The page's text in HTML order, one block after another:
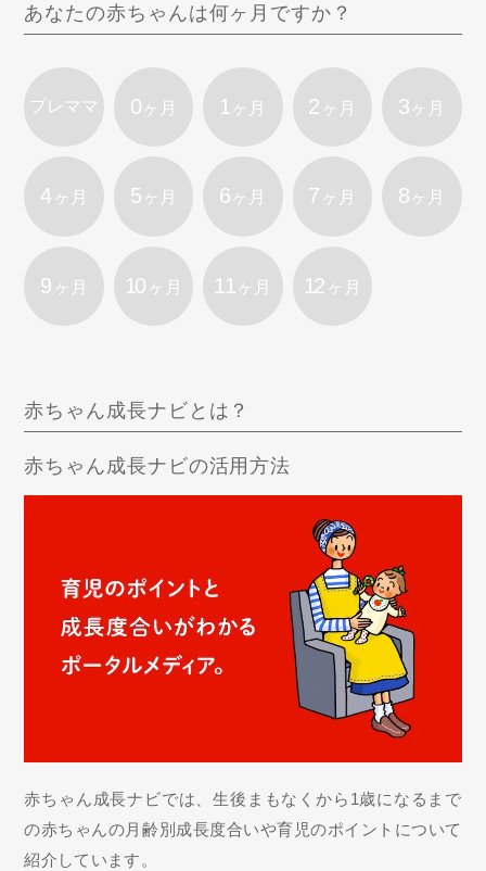
あなたの赤ちゃんは何ヶ月ですか？
プレママ 0 ヶ月 1 ヶ月 2 ヶ月 3 ヶ月
4 ヶ月 5 ヶ月 6 ヶ月 7 ヶ月 8 ヶ月
9 ヶ月 10 ヶ月 11 ヶ月 12 ヶ月
赤ちゃん成長ナビとは？
赤ちゃん成長ナビの活用方法
赤ちゃん成長ナビでは、生後まもなくから1歳になるまで
の赤ちゃんの月齢別成長度合いや育児のポイントについて
紹介しています。